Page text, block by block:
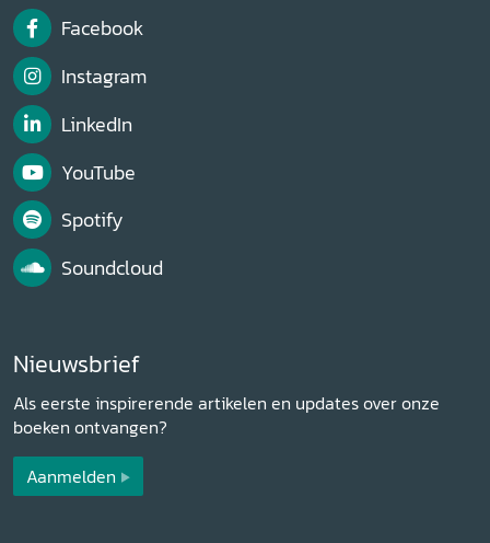
Facebook
Instagram
LinkedIn
YouTube
Spotify
Soundcloud
Nieuwsbrief
Als eerste inspirerende artikelen en updates over onze
boeken ontvangen?
Aanmelden